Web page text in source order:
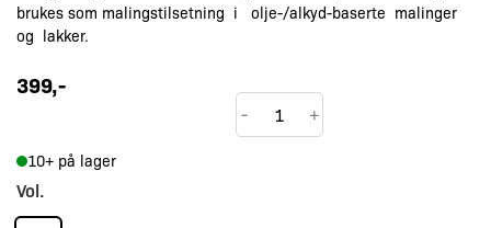
brukes som malingstilsetning i olje-/alkyd-baserte malinger
og lakker.
399,-
Owatrol
Olje
- +
10+ på lager
Vol.